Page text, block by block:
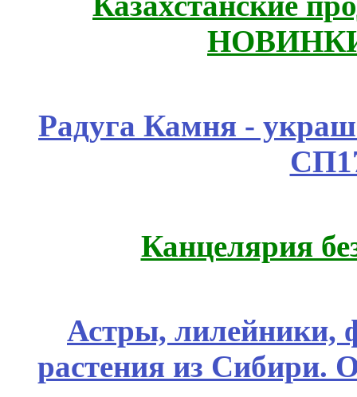
Радуга Камня -
Канцелярия
Астры, лилейники,
растения из Сибири.